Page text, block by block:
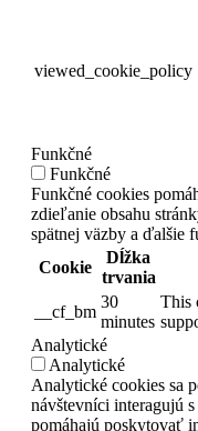
viewed_cookie_policy
Funkčné
Funkčné
Funkčné cookies
zdieľanie obsahu
spätnej väzby a ďalšie
Cookie
Dĺžka
trvania
__cf_bm
30
minutes
This
Analytické
Analytické
Analytické cookies sa
návštevníci interagujú
pomáhajú poskytovať